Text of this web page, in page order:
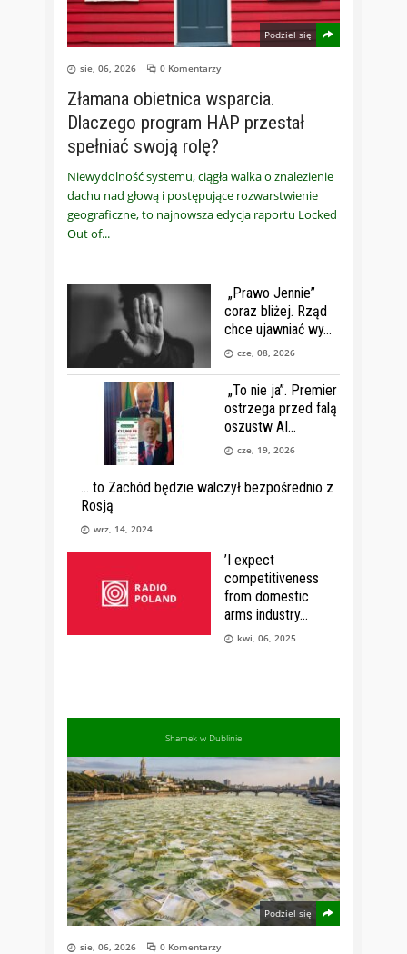
Podziel się
sie, 06, 2026 0 Komentarzy
Złamana obietnica wsparcia.
Dlaczego program HAP przestał
spełniać swoją rolę?
Niewydolność systemu, ciągła walka o znalezienie
dachu nad głową i postępujące rozwarstwienie
geograficzne, to najnowsza edycja raportu Locked
Out of
„Prawo Jennie”
coraz bliżej. Rząd
chce ujawniać wy
cze, 08, 2026
„To nie ja”. Premier
ostrzega przed falą
oszustw AI
cze, 19, 2026
… to Zachód będzie walczył bezpośrednio z
Rosją
wrz, 14, 2024
’I expect
competitiveness
from domestic
arms industry
kwi, 06, 2025
Shamek w Dublinie
Podziel się
sie, 06, 2026 0 Komentarzy